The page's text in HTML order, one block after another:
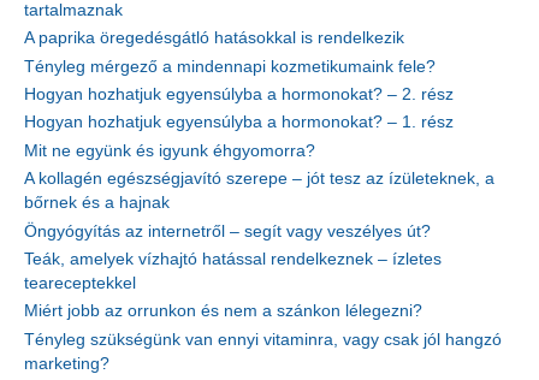
tartalmaznak
A paprika öregedésgátló hatásokkal is rendelkezik
Tényleg mérgező a mindennapi kozmetikumaink fele?
Hogyan hozhatjuk egyensúlyba a hormonokat? – 2. rész
Hogyan hozhatjuk egyensúlyba a hormonokat? – 1. rész
Mit ne együnk és igyunk éhgyomorra?
A kollagén egészségjavító szerepe – jót tesz az ízületeknek, a
bőrnek és a hajnak
Öngyógyítás az internetről – segít vagy veszélyes út?
Teák, amelyek vízhajtó hatással rendelkeznek – ízletes
teareceptekkel
Miért jobb az orrunkon és nem a szánkon lélegezni?
Tényleg szükségünk van ennyi vitaminra, vagy csak jól hangzó
marketing?